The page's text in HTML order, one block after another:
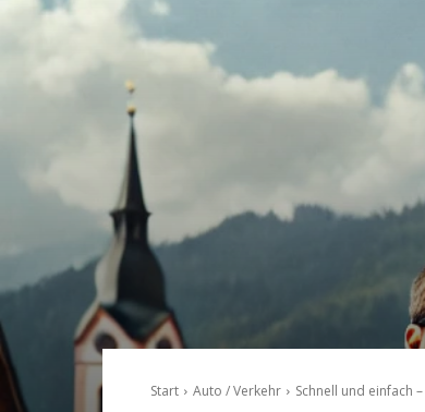
Start Auto / Verkehr Schnell und einfach